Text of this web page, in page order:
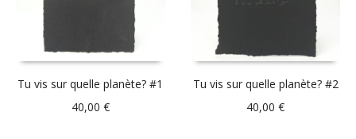
Tu vis sur quelle planète? #1
40,00 €
Tu vis sur quelle planète? #2
40,00€